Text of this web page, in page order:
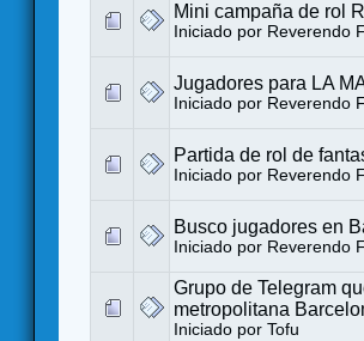
Mini campaña de rol
Iniciado por Reverendo
Jugadores para LA
Iniciado por Reverendo
Partida de rol de
Iniciado por Reverendo
Busco jugadores en
Iniciado por Reverendo
Grupo de Telegram
metropolitana
Iniciado por Tofu